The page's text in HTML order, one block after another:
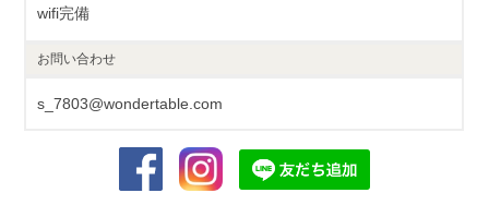
wifi完備
お問い合わせ
s_7803@wondertable.com